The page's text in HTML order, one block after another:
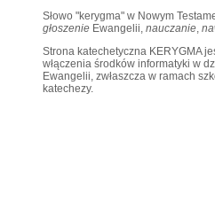
Słowo "kerygma" w Nowym
głoszenie Ewangelii, nauczanie,
Strona katechetyczna KERYGMA
włączenia środków informatyki w
Ewangelii, zwłaszcza w ramach
katechezy.